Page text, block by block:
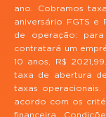
ano. Cobramos
aniversário FGTS
de operação:
contratará um
10 anos, R$
taxa de abertura
taxas
acordo com os
financeira.